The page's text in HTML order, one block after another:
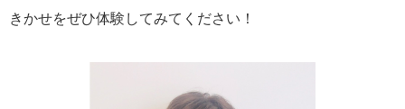
きかせをぜひ体験してみてください！